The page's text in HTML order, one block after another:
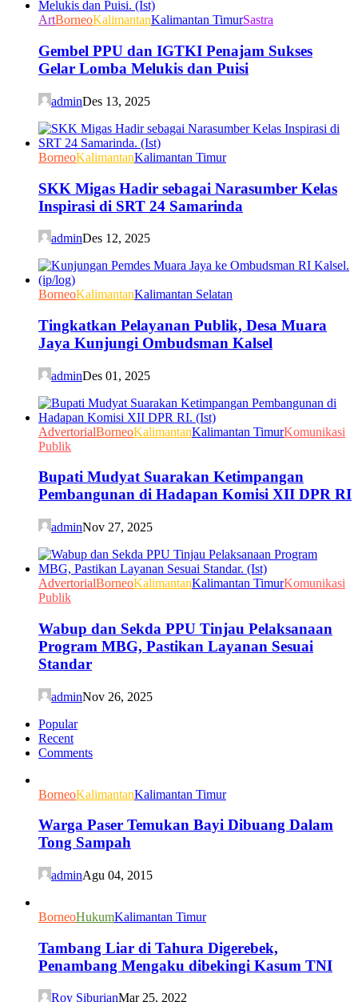
ArtBorneoKalimantanKalimantan TimurSastra
Gembel PPU dan IGTKI Penajam Sukses
Gelar Lomba Melukis dan Puisi
adminDes 13, 2025
BorneoKalimantanKalimantan Timur
SKK Migas Hadir sebagai Narasumber Kelas
Inspirasi di SRT 24 Samarinda
adminDes 12, 2025
BorneoKalimantanKalimantan Selatan
Tingkatkan Pelayanan Publik, Desa Muara
Jaya Kunjungi Ombudsman Kalsel
adminDes 01, 2025
AdvertorialBorneoKalimantanKalimantan TimurKomunikasi
Publik
Bupati Mudyat Suarakan Ketimpangan
Pembangunan di Hadapan Komisi XII DPR RI
adminNov 27, 2025
AdvertorialBorneoKalimantanKalimantan TimurKomunikasi
Publik
Wabup dan Sekda PPU Tinjau Pelaksanaan
Program MBG, Pastikan Layanan Sesuai
Standar
adminNov 26, 2025
Popular
Recent
Comments
BorneoKalimantanKalimantan Timur
Warga Paser Temukan Bayi Dibuang Dalam
Tong Sampah
adminAgu 04, 2015
BorneoHukumKalimantan Timur
Tambang Liar di Tahura Digerebek,
Penambang Mengaku dibekingi Kasum TNI
Roy SiburianMar 25, 2022